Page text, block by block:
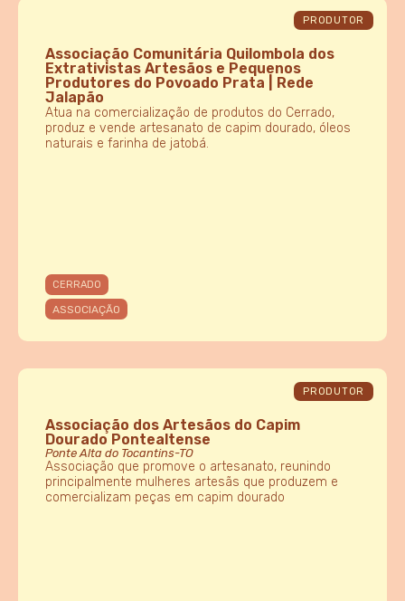
PRODUTOR
Associação Comunitária Quilombola dos
Extrativistas Artesãos e Pequenos
Produtores do Povoado Prata | Rede
Jalapão
Atua na comercialização de produtos do Cerrado,
produz e vende artesanato de capim dourado, óleos
naturais e farinha de jatobá.
CERRADO
ASSOCIAÇÃO
PRODUTOR
Associação dos Artesãos do Capim
Dourado Pontealtense
Ponte Alta do Tocantins-TO
Associação que promove o artesanato, reunindo
principalmente mulheres artesãs que produzem e
comercializam peças em capim dourado